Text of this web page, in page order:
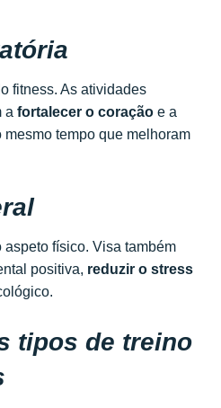
fitness. As atividades
a fortalecer o coração e a
tempo que melhoram
físico. Visa também
positiva, reduzir o stress
tipos de treino